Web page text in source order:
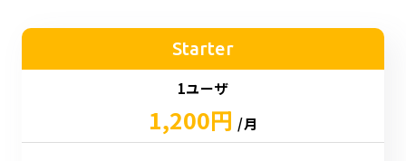
Starter
1ユーザ
1,200円 /月